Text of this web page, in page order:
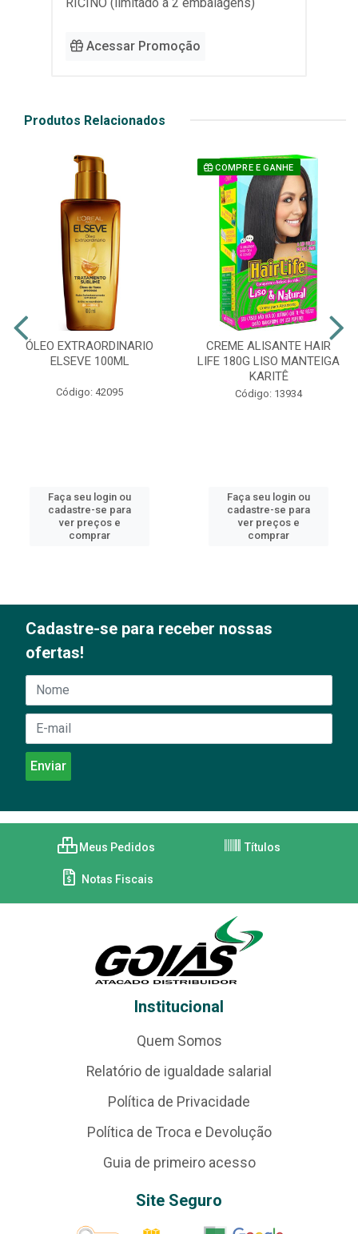
Acessar Promoção
Produtos Relacionados
ÓLEO EXTRAORDINARIO
ELSEVE 100ML
Código: 42095
Faça seu login ou
cadastre-se para
ver preços e
comprar
COMPRE E GANHE
CREME ALISANTE HAIR
LIFE 180G LISO MANTEIGA
KARITÊ
Código: 13934
Faça seu login ou
cadastre-se para
ver preços e
comprar
Cadastre-se para receber nossas
ofertas!
Meus Pedidos Títulos
Notas Fiscais
Institucional
Quem Somos
Relatório de igualdade salarial
Política de Privacidade
Política de Troca e Devolução
Guia de primeiro acesso
Site Seguro